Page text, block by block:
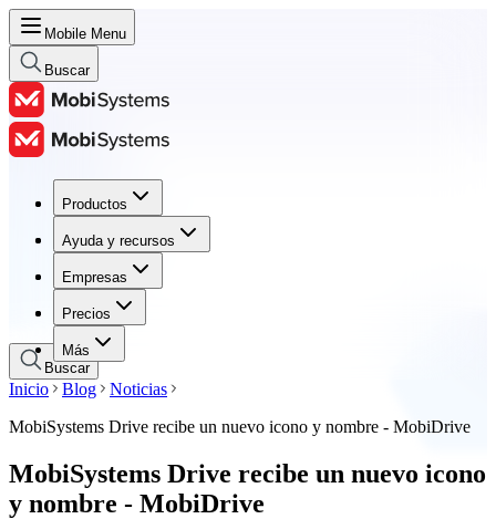
Mobile Menu
Buscar
Productos
Ayuda y recursos
Empresas
Precios
Más
Productos
Ayuda y recursos
Empresas
Precios
Buscar
Inicio Blog
Noticias
MobiSystems Drive recibe un nuevo icono y nombre - MobiDrive
MobiSystems Drive recibe un nuevo icono
y nombre - MobiDrive